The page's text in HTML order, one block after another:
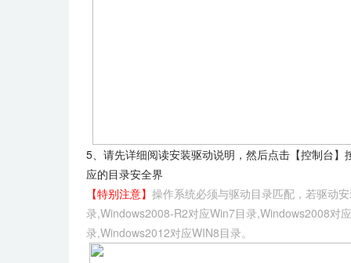
5、请先详细阅读安装驱动说明，然后点击【控制台
应的目录安全界
【特别注意】 操作系统必须与驱动目录匹配，若驱动
录,Windows2008-R2对应Win7目录,Windows2008对
录,Windows2012对应WIN8目录。